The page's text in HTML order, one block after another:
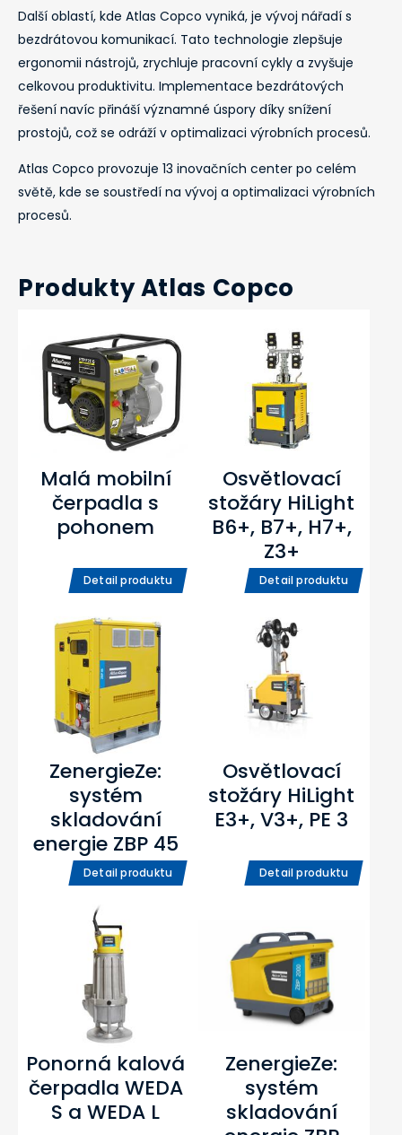
Další oblastí, kde Atlas Copco vyniká, je vývoj nářadí s
bezdrátovou komunikací. Tato technologie zlepšuje
ergonomii nástrojů, zrychluje pracovní cykly a zvyšuje
celkovou produktivitu. Implementace bezdrátových
řešení navíc přináší významné úspory díky snížení
prostojů, což se odráží v optimalizaci výrobních procesů.
Atlas Copco provozuje 13 inovačních center po celém
světě, kde se soustředí na vývoj a optimalizaci výrobních
procesů.
Produkty Atlas Copco
Malá mobilní
čerpadla s
pohonem
Detail produktu
Osvětlovací
stožáry HiLight
B6+, B7+, H7+,
Z3+
Detail produktu
ZenergieZe:
systém
skladování
energie ZBP 45
Detail produktu
Osvětlovací
stožáry HiLight
E3+, V3+, PE 3
Detail produktu
Ponorná kalová
čerpadla WEDA
S a WEDA L
ZenergieZe:
systém
skladování